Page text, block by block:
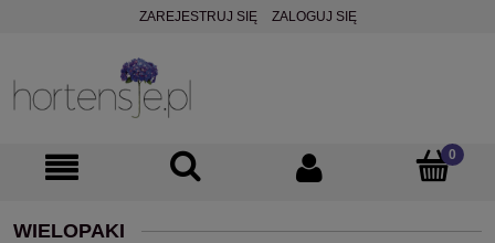
ZAREJESTRUJ SIĘ ZALOGUJ SIĘ
WIELOPAKI